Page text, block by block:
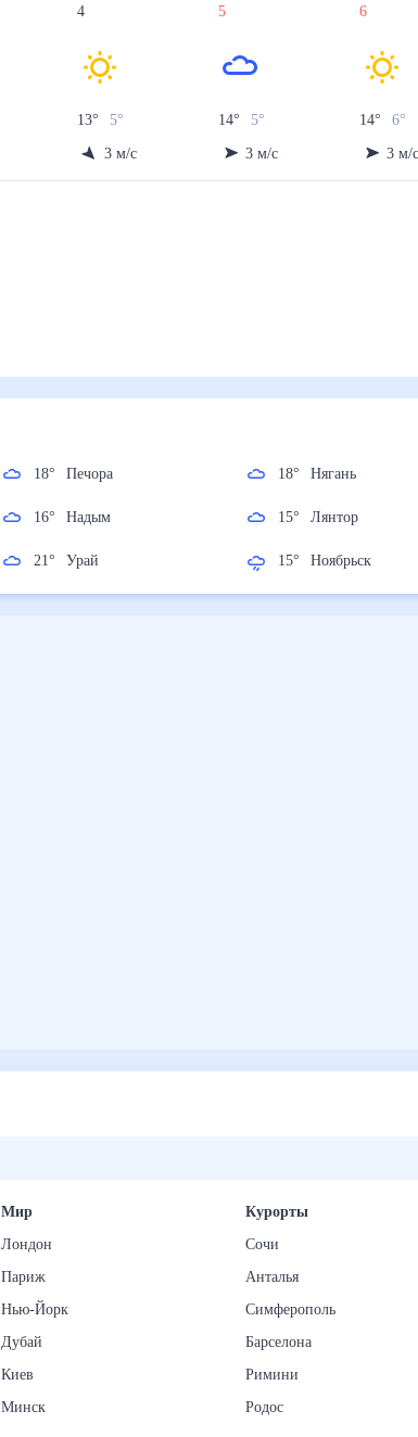
4
13° 5°
3 м/с
5
14° 5°
3 м/с
6
14° 6°
3 м/
18° Печора
16° Надым
21° Урай
18° Нягань
15° Лянтор
15° Ноябрьск
Мир
Лондон
Париж
Нью-Йорк
Дубай
Киев
Минск
Курорты
Сочи
Анталья
Симферополь
Барселона
Римини
Родос